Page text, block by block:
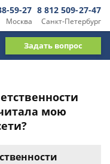
Москва
59-27
Санкт-Петербург
8 812 509-27-47
Задать вопрос
мою